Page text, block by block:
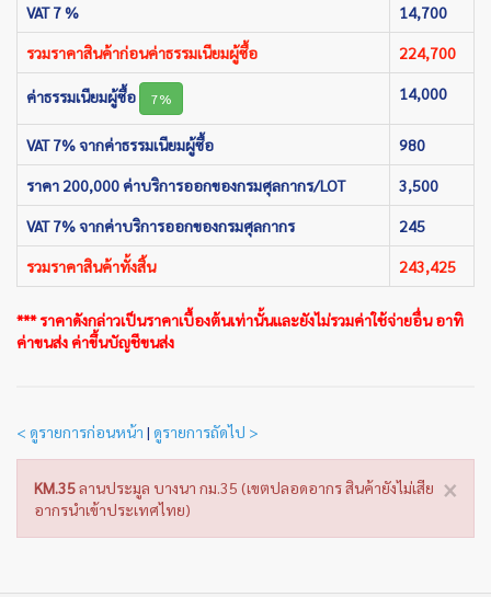
VAT 7 % 14,700
รวมราคาสินค้าก่อนค่าธรรมเนียมผู้ซื้อ 224,700
ค่าธรรมเนียมผู้ซื้อ 7% 14,000
VAT 7% จากค่าธรรมเนียมผู้ซื้อ 980
ราคา 200,000 ค่าบริการออกของกรมศุลกากร/LOT 3,500
VAT 7% จากค่าบริการออกของกรมศุลกากร 245
รวมราคาสินค้าทั้งสิ้น 243,425
*** ราคาดังกล่าวเป็นราคาเบื้องต้นเท่านั้นและยังไม่รวมค่าใช้จ่ายอื่น อาทิ
ค่าขนส่ง ค่าขึ้นบัญชีขนส่ง
< ดูรายการก่อนหน้า | ดูรายการถัดไป >
×
KM.35ลานประมูล บางนา กม.35 (เขตปลอดอากร สินค้ายังไม่เสีย
อากรนำเข้าประเทศไทย)